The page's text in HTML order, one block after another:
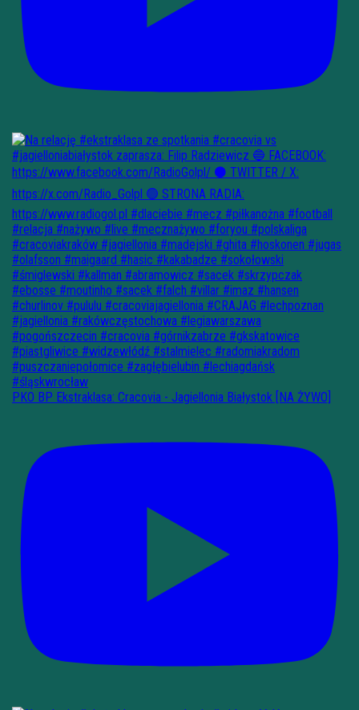
PKO BP Ekstraklasa: Cracovia - Jagiellonia Białystok [NA ŻYWO]